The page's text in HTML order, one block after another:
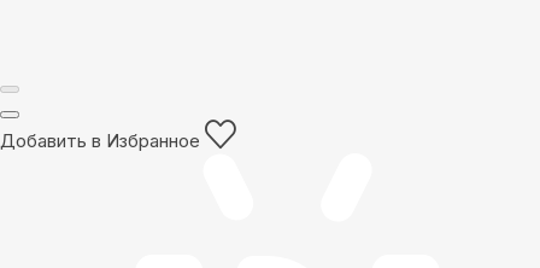
Добавить в Избранное